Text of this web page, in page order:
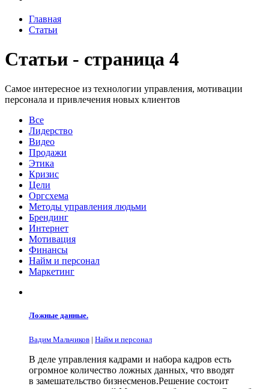
Главная
Статьи
Статьи - страница 4
Самое интересное из технологии управления, мотивации
персонала и привлечения новых клиентов
Все
Лидерство
Видео
Продажи
Этика
Кризис
Цели
Оргсхема
Методы управления людьми
Брендинг
Интернет
Мотивация
Финансы
Найм и персонал
Маркетинг
Ложные данные.
Вадим Мальчиков | Найм и персонал
В деле управления кадрами и набора кадров есть
огромное количество ложных данных, что вводят
в замешательство бизнесменов.Решение состоит